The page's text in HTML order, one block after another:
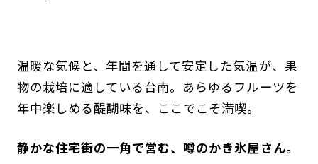
温暖な気候と、年間を通して安定した気温が、果
物の栽培に適している台南。あらゆるフルーツを
年中楽しめる醍醐味を、ここでこそ満喫。
静かな住宅街の一角で営む、噂のかき氷屋さん。